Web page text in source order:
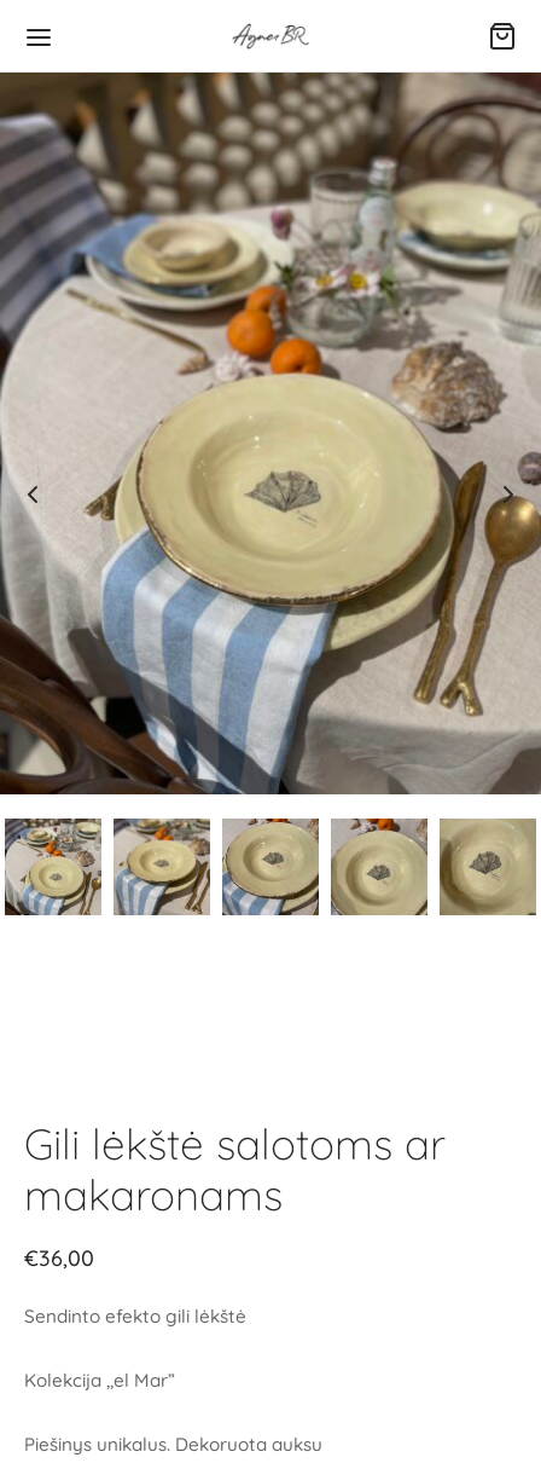
Gili lėkštė salotoms ar
makaronams
€36,00
Sendinto efekto gili lėkštė
Kolekcija ,,el Mar”
Piešinys unikalus. Dekoruota auksu